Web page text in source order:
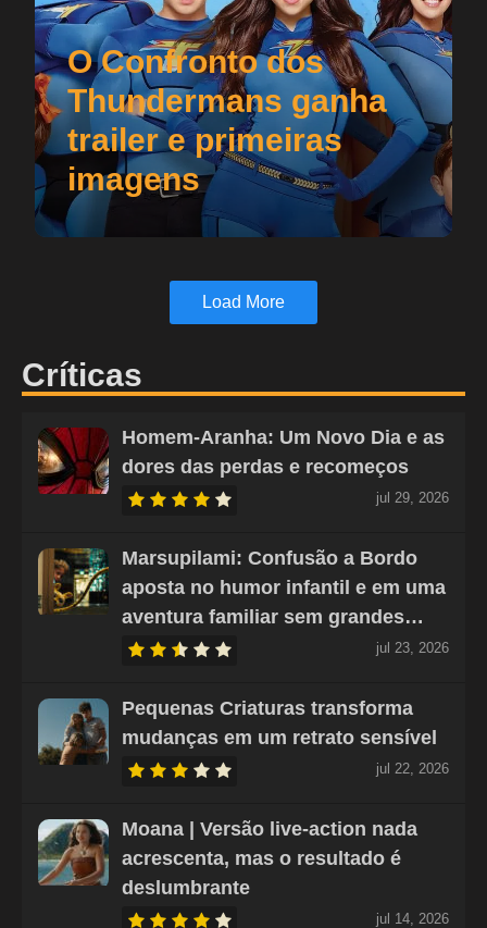
O Confronto dos
Thundermans ganha
trailer e primeiras
imagens
Load More
Críticas
Homem-Aranha: Um Novo Dia e as
dores das perdas e recomeços
jul 29, 2026
Marsupilami: Confusão a Bordo
aposta no humor infantil e em uma
aventura familiar sem grandes…
jul 23, 2026
Pequenas Criaturas transforma
mudanças em um retrato sensível
jul 22, 2026
Moana | Versão live-action nada
acrescenta, mas o resultado é
deslumbrante
jul 14, 2026